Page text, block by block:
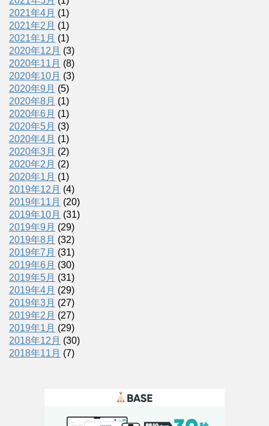
2021年4月 (1)
2021年2月 (1)
2021年1月 (1)
2020年12月 (3)
2020年11月 (8)
2020年10月 (3)
2020年9月 (5)
2020年8月 (1)
2020年6月 (1)
2020年5月 (3)
2020年4月 (1)
2020年3月 (2)
2020年2月 (2)
2020年1月 (1)
2019年12月 (4)
2019年11月 (20)
2019年10月 (31)
2019年9月 (29)
2019年8月 (32)
2019年7月 (31)
2019年6月 (30)
2019年5月 (31)
2019年4月 (29)
2019年3月 (27)
2019年2月 (27)
2019年1月 (29)
2018年12月 (30)
2018年11月 (7)